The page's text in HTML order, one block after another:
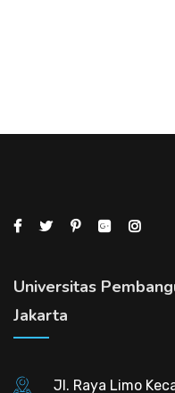
Universitas
Jakarta
Jl. Raya Limo